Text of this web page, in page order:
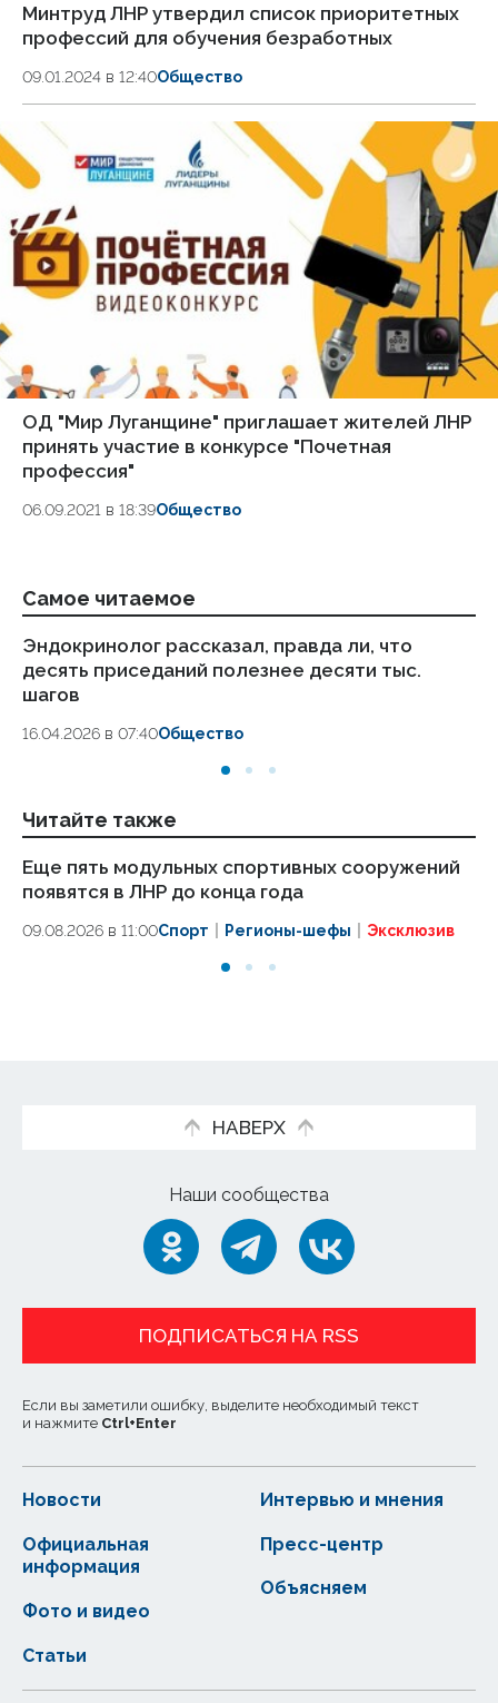
Минтруд ЛНР утвердил список приоритетных
профессий для обучения безработных
09.01.2024 в 12:40Общество
ОД "Мир Луганщине" приглашает жителей ЛНР
принять участие в конкурсе "Почетная
профессия"
06.09.2021 в 18:39Общество
Самое читаемое
Эндокринолог рассказал, правда ли, что
десять приседаний полезнее десяти тыс.
шагов
16.04.2026 в 07:40Общество
Читайте также
Еще пять модульных спортивных сооружений
появятся в ЛНР до конца года
09.08.2026 в 11:00Спорт Регионы-шефы Эксклюзив
НАВЕРХ
Наши сообщества
ПОДПИСАТЬСЯ НА RSS
Если вы заметили ошибку, выделите необходимый текст
и нажмите Ctrl+Enter
Новости
Статьи
Официальная
информация
Интервью и мнения
Фото и видео
Пресс-центр
Объясняем